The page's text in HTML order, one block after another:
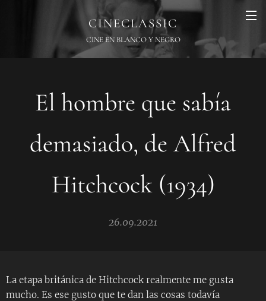
CINECLASSIC
CINE EN BLANCO Y NEGRO
El hombre que sabía
demasiado, de Alfred
Hitchcock (1934)
26.09.2021
La etapa británica de Hitchcock realmente me gusta
mucho. Es ese gusto que te dan las cosas todavía